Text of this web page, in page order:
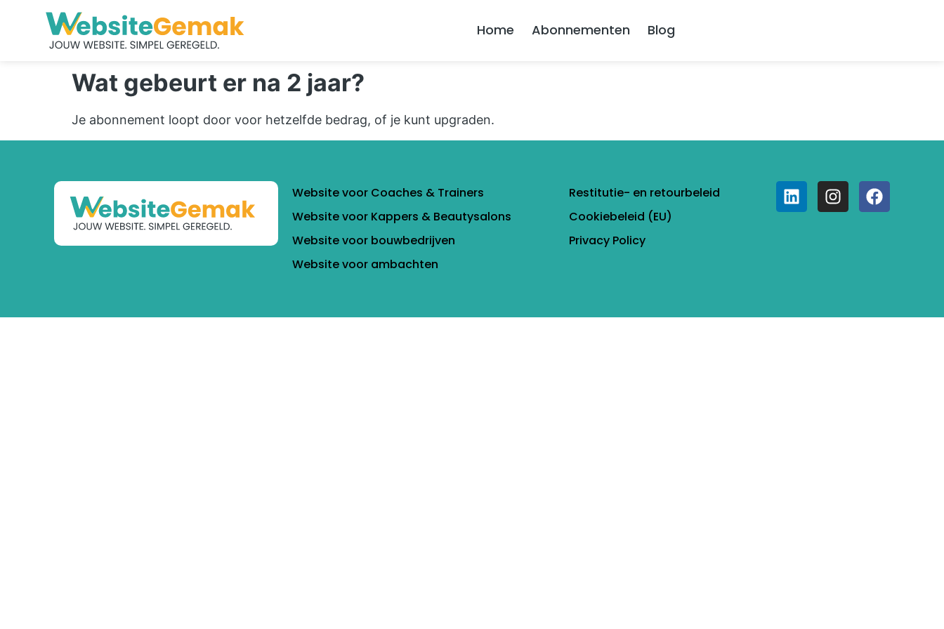
Home Abonnementen Blog
Wat gebeurt er na 2 jaar?
Je abonnement loopt door voor hetzelfde bedrag, of je kunt upgraden.
Website voor Coaches & Trainers
Website voor Kappers & Beautysalons
Website voor bouwbedrijven
Website voor ambachten
Restitutie- en retourbeleid
Cookiebeleid (EU)
Privacy Policy